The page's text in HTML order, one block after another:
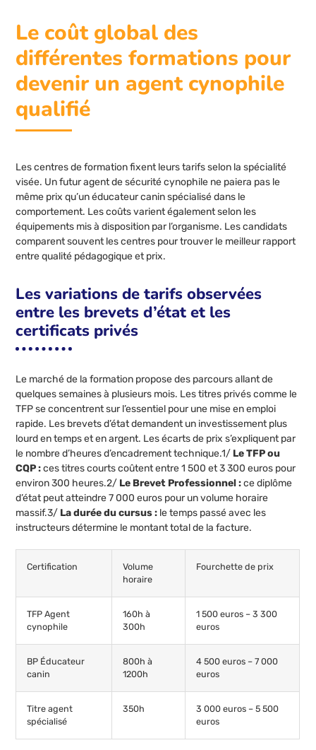
Le coût global des
différentes formations pour
devenir un agent cynophile
qualifié
Les centres de formation fixent leurs tarifs selon la spécialité
visée. Un futur agent de sécurité cynophile ne paiera pas le
même prix qu’un éducateur canin spécialisé dans le
comportement. Les coûts varient également selon les
équipements mis à disposition par l’organisme. Les candidats
comparent souvent les centres pour trouver le meilleur rapport
entre qualité pédagogique et prix.
Les variations de tarifs observées
entre les brevets d’état et les
certificats privés
Le marché de la formation propose des parcours allant de
quelques semaines à plusieurs mois. Les titres privés comme le
TFP se concentrent sur l’essentiel pour une mise en emploi
rapide. Les brevets d’état demandent un investissement plus
lourd en temps et en argent. Les écarts de prix s’expliquent par
le nombre d’heures d’encadrement technique.1/ Le TFP ou
CQP :ces titres courts coûtent entre 1 500 et 3 300 euros pour
environ 300 heures.2/ Le Brevet Professionnel :ce diplôme
d’état peut atteindre 7 000 euros pour un volume horaire
massif.3/ La durée du cursus : le temps passé avec les
instructeurs détermine le montant total de la facture.
Certification
Volume
horaire
Fourchette de prix
TFP Agent
cynophile
160h à
300h
1 500 euros – 3 300
euros
BP Éducateur
canin
800h à
1200h
4 500 euros – 7 000
euros
Titre agent
spécialisé
350h
3 000 euros – 5 500
euros